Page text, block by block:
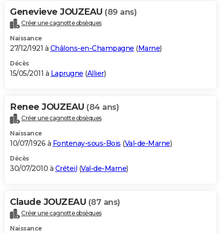
Genevieve JOUZEAU (89 ans)
Créer une cagnotte obsèques
Naissance
27/12/1921 à Châlons-en-Champagne (Marne)
Décès
15/05/2011 à Laprugne (Allier)
Renee JOUZEAU (84 ans)
Créer une cagnotte obsèques
Naissance
10/07/1926 à Fontenay-sous-Bois (Val-de-Marne)
Décès
30/07/2010 à Créteil (Val-de-Marne)
Claude JOUZEAU (87 ans)
Créer une cagnotte obsèques
Naissance